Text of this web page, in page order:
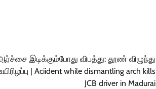
இடிக்கும்போது விபத்து: தூண் விழுந்து
| Aciident while dismantling arch kills
JCB driver in Madurai